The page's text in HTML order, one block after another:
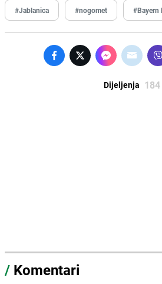
#Jablanica #nogomet #Bayern
Dijeljenja 184
/ Komentari